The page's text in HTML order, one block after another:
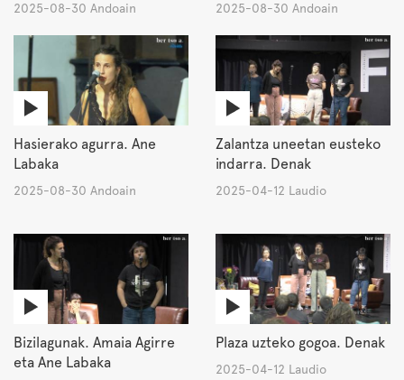
2025-08-30 Andoain 2025-08-30 Andoain
Hasierako agurra. Ane
Labaka
2025-08-30 Andoain
Zalantza uneetan eusteko
indarra. Denak
2025-04-12 Laudio
Bizilagunak. Amaia Agirre
eta Ane Labaka
Plaza uzteko gogoa. Denak
2025-04-12 Laudio